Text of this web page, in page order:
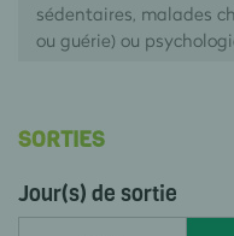
sédentaires, malades
ou guérie) ou
SORTIES
Jour(s) de sortie